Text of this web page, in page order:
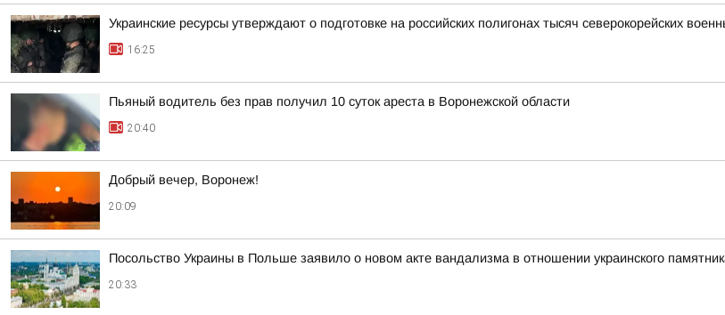
Украинские ресурсы утверждают о подготовке на российских полигонах тысяч северокорейских
16:25
Пьяный водитель без прав получил 10 суток ареста в Воронежской области
20:40
Добрый вечер, Воронеж!
20:09
Посольство Украины в Польше заявило о новом акте вандализма в отношении украинского
20:33